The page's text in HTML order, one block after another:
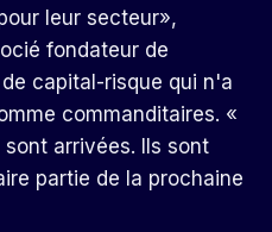
leur secteur»,
fondateur de
capital-risque qui n'a
commanditaires. «
sont arrivées. Ils sont
partie de la prochaine